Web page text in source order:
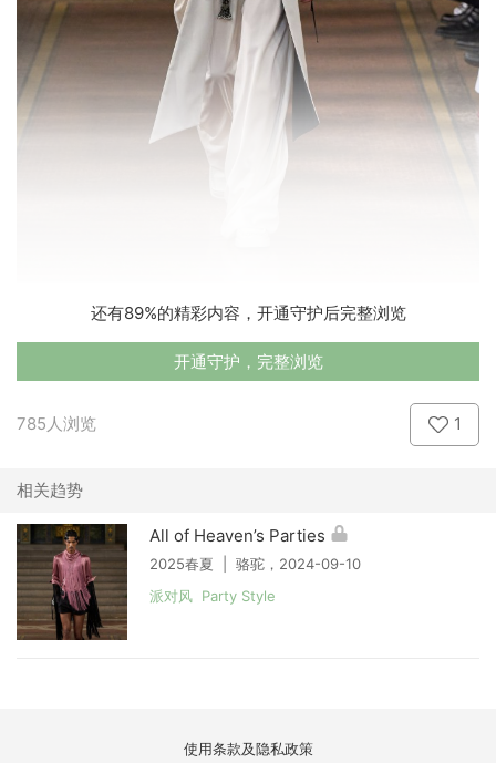
还有89%的精彩内容，开通守护后完整浏览
开通守护，完整浏览
785人浏览 1
相关趋势
All of Heaven’s Parties
2025春夏 | 骆驼，2024-09-10
派对风 Party Style
使用条款及隐私政策